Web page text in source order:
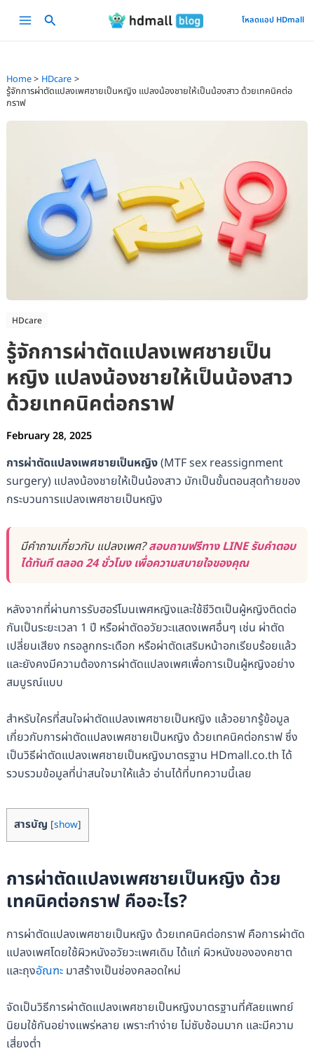
Main
โหลดแอป HDmall
Home
HDcare
รู้จักการผ่าตัดแปลงเพศชายเป็นหญิง แปลงน้องชายให้เป็นน้องสาว ด้วยเทคนิคต่อ
กราฟ
HDcare
รู้จักการผ่าตัดแปลงเพศชายเป็น
หญิง แปลงน้องชายให้เป็นน้องสาว
ด้วยเทคนิคต่อกราฟ
February 28, 2025
การผ่าตัดแปลงเพศชายเป็นหญิง(MTF sex reassignment
surgery) แปลงน้องชายให้เป็นน้องสาว มักเป็นขั้นตอนสุดท้ายของ
กระบวนการแปลงเพศชายเป็นหญิง
มีคำถามเกี่ยวกับ แปลงเพศ?สอบถามฟรีทาง LINE รับคำตอบ
ได้ทันที ตลอด 24 ชั่วโมง เพื่อความสบายใจของคุณ
หลังจากที่ผ่านการรับฮอร์โมนเพศหญิงและใช้ชีวิตเป็นผู้หญิงติดต่อ
กันเป็นระยะเวลา 1 ปี หรือผ่าตัดอวัยวะแสดงเพศอื่นๆ เช่น ผ่าตัด
เปลี่ยนเสียง กรอลูกกระเดือก หรือผ่าตัดเสริมหน้าอกเรียบร้อยแล้ว
และยังคงมีความต้องการผ่าตัดแปลงเพศเพื่อการเป็นผู้หญิงอย่าง
สมบูรณ์แบบ
สำหรับใครที่สนใจผ่าตัดแปลงเพศชายเป็นหญิง แล้วอยากรู้ข้อมูล
เกี่ยวกับการผ่าตัดแปลงเพศชายเป็นหญิง ด้วยเทคนิคต่อกราฟ ซึ่ง
เป็นวิธีผ่าตัดแปลงเพศชายเป็นหญิงมาตรฐาน HDmall.co.th ได้
รวบรวมข้อมูลที่น่าสนใจมาให้แล้ว อ่านได้ที่บทความนี้เลย
สารบัญ [show]
การผ่าตัดแปลงเพศชายเป็นหญิง ด้วย
เทคนิคต่อกราฟ คืออะไร?
การผ่าตัดแปลงเพศชายเป็นหญิง ด้วยเทคนิคต่อกราฟ คือการผ่าตัด
แปลงเพศโดยใช้ผิวหนังอวัยวะเพศเดิม ได้แก่ ผิวหนังขององคชาต
และถุงอัณฑะมาสร้างเป็นช่องคลอดใหม่
จัดเป็นวิธีการผ่าตัดแปลงเพศชายเป็นหญิงมาตรฐานที่ศัลยแพทย์
นิยมใช้กันอย่างแพร่หลาย เพราะทำง่าย ไม่ซับซ้อนมาก และมีความ
เสี่ยงต่ำ